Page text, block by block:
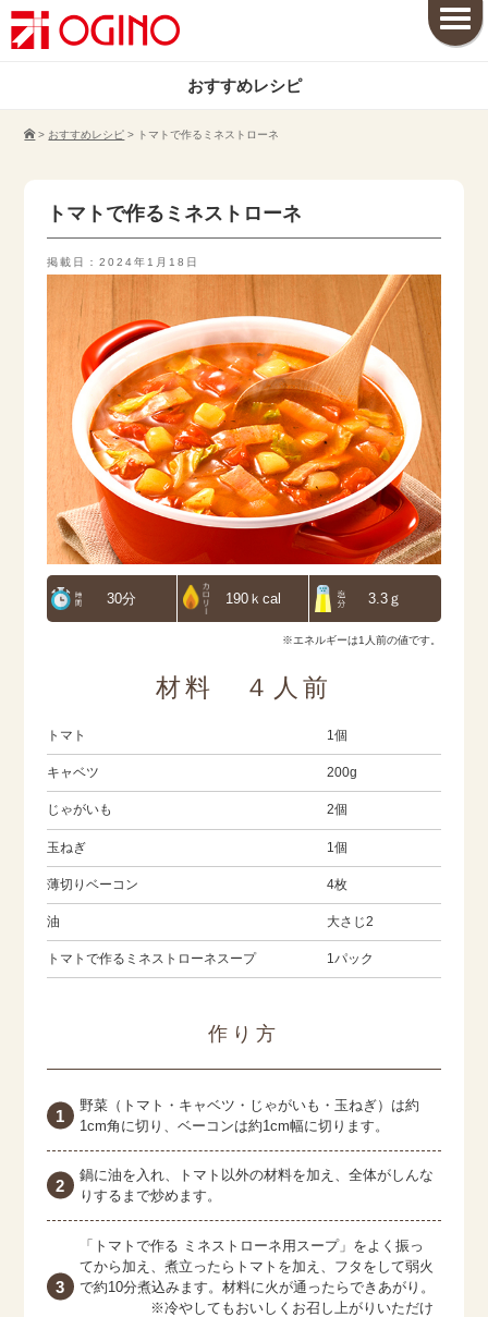
おすすめレシピ
> おすすめレシピ > トマトで作るミネストローネ
トマトで作るミネストローネ
掲載日：2024年1月18日
30分 190ｋcal 3.3ｇ
※エネルギーは1人前の値です。
材料 ４人前
トマト 1個
キャベツ 200g
じゃがいも 2個
玉ねぎ 1個
薄切りベーコン 4枚
油 大さじ2
トマトで作るミネストローネスープ 1パック
作り方
野菜（トマト・キャベツ・じゃがいも・玉ねぎ）は約
1cm角に切り、ベーコンは約1cm幅に切ります。
鍋に油を入れ、トマト以外の材料を加え、全体がしんな
りするまで炒めます。
「トマトで作る ミネストローネ用スープ」をよく振っ
てから加え、煮立ったらトマトを加え、フタをして弱火
で約10分煮込みます。材料に火が通ったらできあがり。
※冷やしてもおいしくお召し上がりいただけ